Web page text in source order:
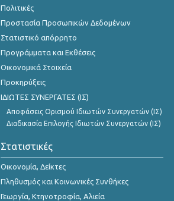
Πολιτικές
Προστασία Προσωπικών Δεδομένων
Στατιστικό απόρρητο
Προγράμματα και Εκθέσεις
Οικονομικά Στοιχεία
Προκηρύξεις
ΙΔΙΩΤΕΣ ΣΥΝΕΡΓΑΤΕΣ (ΙΣ)
Αποφάσεις Ορισμού Ιδιωτών Συνεργατών (ΙΣ)
Διαδικασία Επιλογής Ιδιωτών Συνεργατών (ΙΣ)
Στατιστικές
Οικονομία, Δείκτες
Πληθυσμός και Κοινωνικές Συνθήκες
Γεωργία, Κτηνοτροφία, Αλιεία